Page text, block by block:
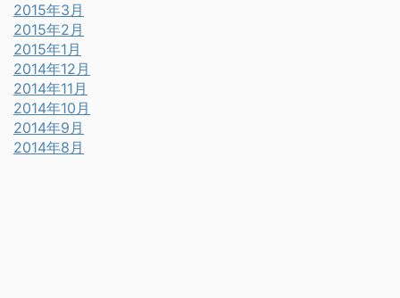
2015年3月
2015年2月
2015年1月
2014年12月
2014年11月
2014年10月
2014年9月
2014年8月